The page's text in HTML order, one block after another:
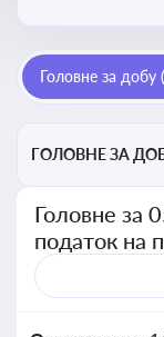
звітність для
Головне за добу
ГОЛОВНЕ ЗА
Головне за
податок на